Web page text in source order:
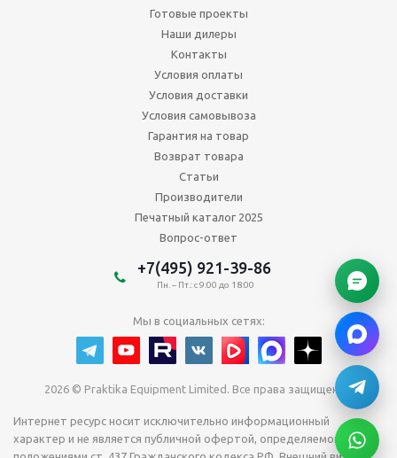
Готовые проекты
Наши дилеры
Контакты
Условия оплаты
Условия доставки
Условия самовывоза
Гарантия на товар
Возврат товара
Статьи
Производители
Печатный каталог 2025
Вопрос-ответ
+7(495) 921-39-86
Пн. – Пт.: с 9:00 до 18:00
Мы в социальных сетях:
2026 © Praktika Equipment Limited. Все права защищены.
Интернет ресурс носит исключительно информационный
характер и не является публичной офертой, определяемой